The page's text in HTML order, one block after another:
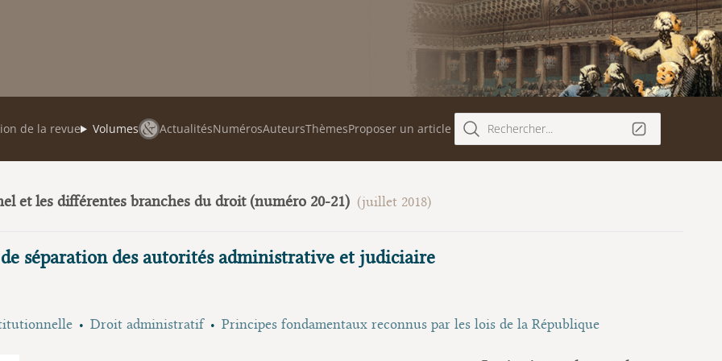
de la revue Volumes ActualitésNumérosAuteursThèmesProposer un article Rechercher...
et les différentes branches du droit (numéro 20-21) (juillet 2018)
séparation des autorités administrative et judiciaire
Droit administratif Principes fondamentaux reconnus par les lois de la République